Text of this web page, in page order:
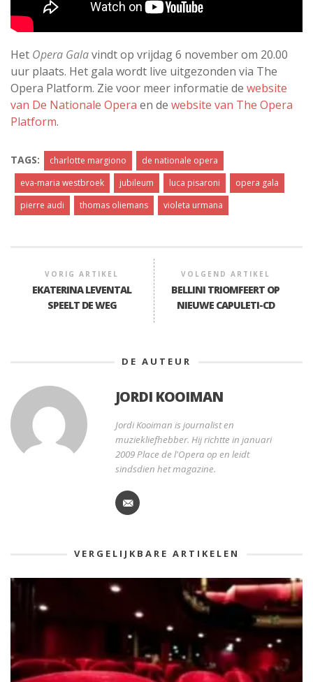
Het Opera Galavindt op vrijdag 6 november om 20.00
uur plaats. Het gala wordt live uitgezonden via The
Opera Platform. Zie voor meer informatie de website
van De Nationale Opera en de website van The Opera
Platform.
TAGS: charlotte margiono
de nationale opera
eva-maria westbroek
jubileum luca pisaroni
opera gala
pierre audi
thomas oliemans violeta urmana
VORIG ARTIKEL
EKATERINA LEVENTAL
SPEELT DE WEG
VOLGEND ARTIKEL
BELLINI TRIOMFEERT OP
NIEUWE CAPULETI-CD
DE AUTEUR
JORDI KOOIMAN
Jordi Kooiman is journalist en
muziekliefhebber. Hij richtte in januari
2009 Place de l'Opera op en leidt
sindsdien het magazine.
VERGELIJKBARE ARTIKELEN